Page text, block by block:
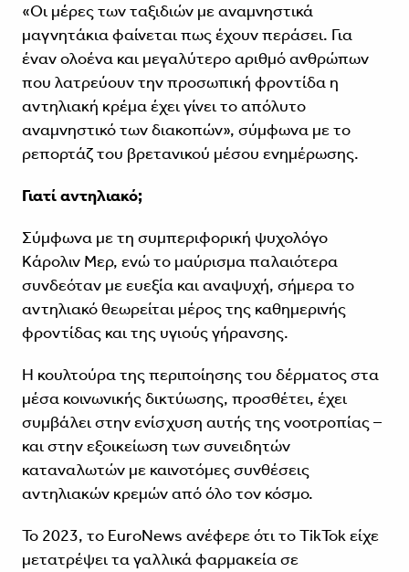
«Οι μέρες των ταξιδιών με αναμνηστικά
μαγνητάκια φαίνεται πως έχουν περάσει. Για
έναν ολοένα και μεγαλύτερο αριθμό ανθρώπων
που λατρεύουν την προσωπική φροντίδα η
αντηλιακή κρέμα έχει γίνει το απόλυτο
αναμνηστικό των διακοπών», σύμφωνα με το
ρεπορτάζ του βρετανικού μέσου ενημέρωσης.
Γιατί αντηλιακό;
Σύμφωνα με τη συμπεριφορική ψυχολόγο
Κάρολιν Μερ, ενώ το μαύρισμα παλαιότερα
συνδεόταν με ευεξία και αναψυχή, σήμερα το
αντηλιακό θεωρείται μέρος της καθημερινής
φροντίδας και της υγιούς γήρανσης.
Η κουλτούρα της περιποίησης του δέρματος στα
μέσα κοινωνικής δικτύωσης, προσθέτει, έχει
συμβάλει στην ενίσχυση αυτής της νοοτροπίας –
και στην εξοικείωση των συνειδητών
καταναλωτών με καινοτόμες συνθέσεις
αντηλιακών κρεμών από όλο τον κόσμο.
Το 2023, το EuroNews ανέφερε ότι το TikTok είχε
μετατρέψει τα γαλλικά φαρμακεία σε